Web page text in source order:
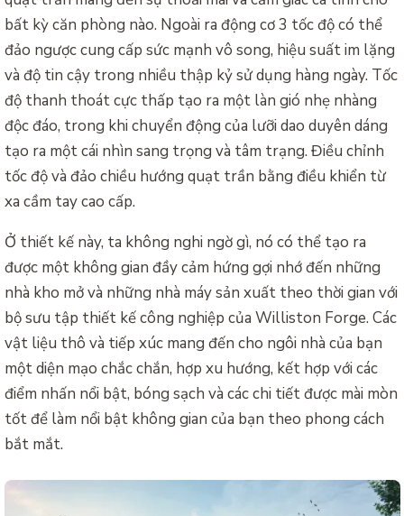
bất kỳ căn phòng nào. Ngoài ra động cơ 3 tốc độ có thể
đảo ngược cung cấp sức mạnh vô song, hiệu suất im lặng
và độ tin cậy trong nhiều thập kỷ sử dụng hàng ngày. Tốc
độ thanh thoát cực thấp tạo ra một làn gió nhẹ nhàng
độc đáo, trong khi chuyển động của lưỡi dao duyên dáng
tạo ra một cái nhìn sang trọng và tâm trạng. Điều chỉnh
tốc độ và đảo chiều hướng quạt trần bằng điều khiển từ
xa cầm tay cao cấp.
Ở thiết kế này, ta không nghi ngờ gì, nó có thể tạo ra
được một không gian đầy cảm hứng gợi nhớ đến những
nhà kho mở và những nhà máy sản xuất theo thời gian với
bộ sưu tập thiết kế công nghiệp của Williston Forge. Các
vật liệu thô và tiếp xúc mang đến cho ngôi nhà của bạn
một diện mạo chắc chắn, hợp xu hướng, kết hợp với các
điểm nhấn nổi bật, bóng sạch và các chi tiết được mài mòn
tốt để làm nổi bật không gian của bạn theo phong cách
bắt mắt.